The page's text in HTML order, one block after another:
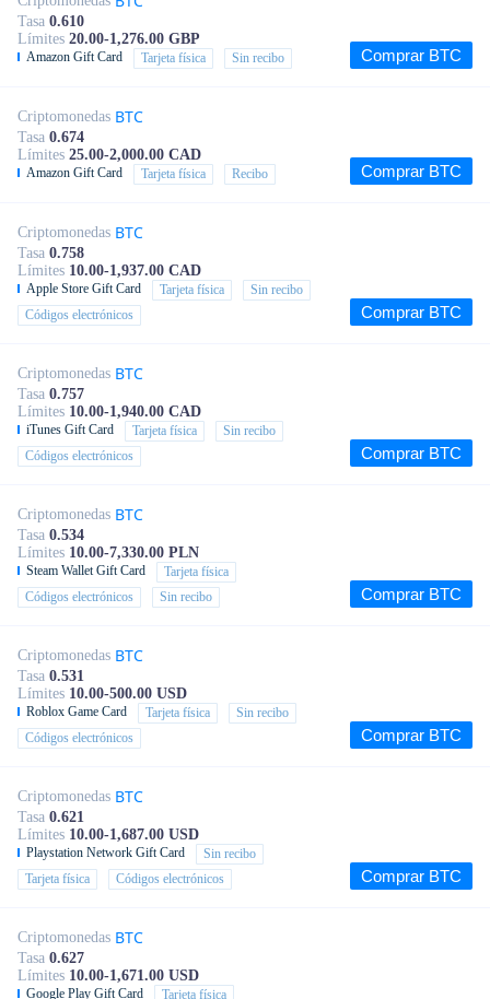
Tasa 0.610
Límites 20.00-1,276.00 GBP
Amazon Gift Card Tarjeta física Sin recibo Comprar BTC
Criptomonedas BTC
Tasa 0.674
Límites 25.00-2,000.00 CAD
Amazon Gift Card Tarjeta física Recibo Comprar BTC
Criptomonedas BTC
Tasa 0.758
Límites 10.00-1,937.00 CAD
Apple Store Gift Card Tarjeta física
Sin recibo
Códigos electrónicos
Comprar BTC
Criptomonedas BTC
Tasa 0.757
Límites 10.00-1,940.00 CAD
iTunes Gift Card Tarjeta física
Sin recibo
Códigos electrónicos
Comprar BTC
Criptomonedas BTC
Tasa 0.534
Límites 10.00-7,330.00 PLN
Steam Wallet Gift Card
Tarjeta física
Códigos electrónicos
Sin recibo Comprar BTC
Criptomonedas BTC
Tasa 0.531
Límites 10.00-500.00 USD
Roblox Game Card Tarjeta física
Sin recibo
Códigos electrónicos
Comprar BTC
Criptomonedas BTC
Tasa 0.621
Límites 10.00-1,687.00 USD
Playstation Network Gift Card
Sin recibo
Tarjeta física
Códigos electrónicos Comprar BTC
Criptomonedas BTC
Tasa 0.627
Límites 10.00-1,671.00 USD
Google Play Gift Card Tarjeta física